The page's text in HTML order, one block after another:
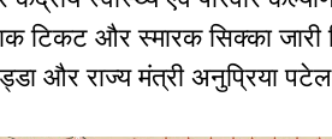
टिकट और स्मारक सिक्का जारी
और राज्य मंत्री अनुप्रिया